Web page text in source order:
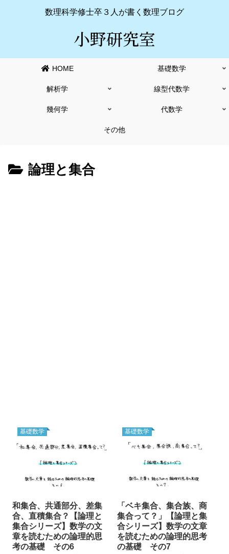
数理科学修士卒３人が書く数理ブログ
小野研究室
HOME 基礎数学
解析学 線型代数学
幾何学 代数学
その他
論理と集合
基礎数学
和集合、共通部分、差集
合、直積集合？【論理と
集合シリーズ】数学の文
章を読むための論理的思
考の基礎 その6
基礎数学
「ベキ集合、集合族、商
集合って？」【論理と集
合シリーズ】数学の文章
を読むための論理的思考
の基礎 その7